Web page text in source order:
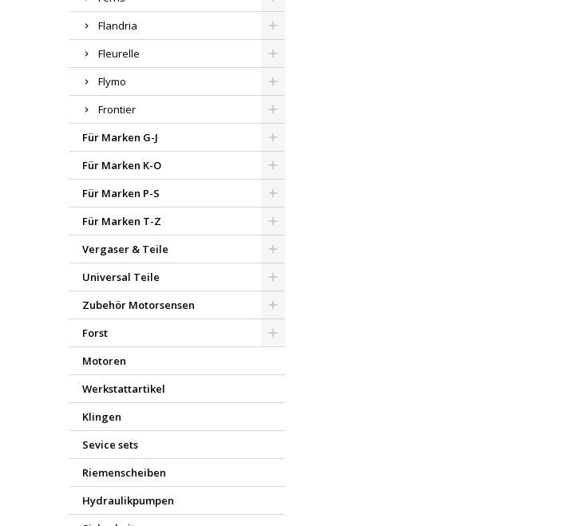
Flandria
Fleurelle
Flymo
Frontier
Für Marken G-J
Für Marken K-O
Für Marken P-S
Für Marken T-Z
Vergaser & Teile
Universal Teile
Zubehör Motorsensen
Forst
Motoren
Werkstattartikel
Klingen
Sevice sets
Riemenscheiben
Hydraulikpumpen